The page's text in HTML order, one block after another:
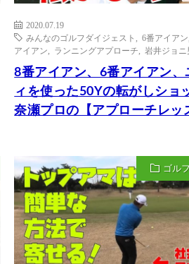
2020.07.19
みんなのゴルフダイジェスト
,6番アイアン
アイアン
ランニングアプローチ 岩井ジョニ
8番アイアン、6番アイアン、
ィを使った50Yの転がしショ
奈瀬プロの【アプローチレッ
ゴル